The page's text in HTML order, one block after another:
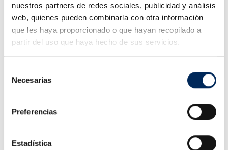
nuestros partners de redes sociales, publicidad y análisis
web, quienes pueden combinarla con otra información
que les haya proporcionado o que hayan recopilado a
partir del uso que haya hecho de sus servicios.
Necesarias
Preferencias
Estadística
He leído y acepto laspolíticas de privacidad
NOTIFY ME WHEN AVAILABLE